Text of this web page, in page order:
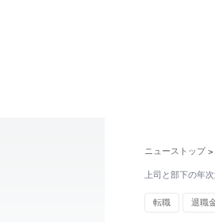
ニューストップ >
上司と部下の年
転職 退職